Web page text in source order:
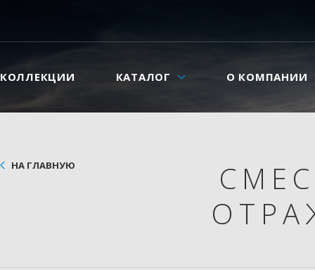
КОЛЛЕКЦИИ КАТАЛОГ О КОМПАНИИ
НА ГЛАВНУЮ